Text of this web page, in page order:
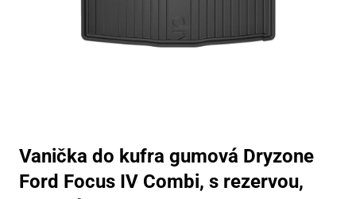
Vanička do kufra gumová Dryzone
Ford Focus IV Combi, s rezervou,